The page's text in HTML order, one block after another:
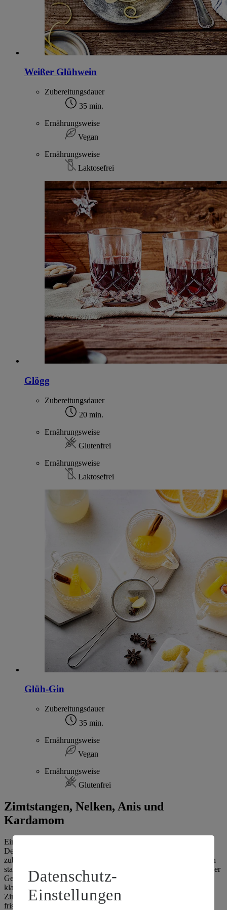
Weißer Glühwein
Zubereitungsdauer
35 min.
Ernährungsweise
Vegan
Ernährungsweise
Laktosefrei
Glögg
Zubereitungsdauer
20 min.
Ernährungsweise
Glutenfrei
Ernährungsweise
Laktosefrei
Glüh-Gin
Zubereitungsdauer
35 min.
Ernährungsweise
Vegan
Ernährungsweise
Glutenfrei
Zimtstangen, Nelken, Anis und
Kardamom
Einen klassischen Glühwein zaubern – das gelingt ganz einfach.
Denn das Getränk kann in nur wenigen Schritten zuhause selber
zubereitet werden. Der Vorteil dabei ist, dass du deinem Glühwein
statt einer fertigen Gewürzmischung genau so viel Süße, Säure oder
Gewürze hinzufügen kannst, wie du gerne möchtest. In einem
klassischen Glühwein findest du in der Regel Gewürznelken,
Zimtstangen, Sternanis, Kardamom und einige Scheiben einer
frischen Bio-Orange. Neben diesen klassischen
Datenschutz-
Einstellungen